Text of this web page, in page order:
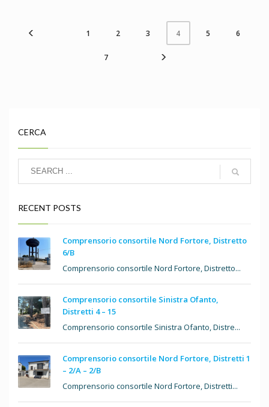
1 2 3 4 5 6
7
CERCA
RECENT POSTS
Comprensorio consortile Nord Fortore, Distretto
6/B
Comprensorio consortile Nord Fortore, Distretto...
Comprensorio consortile Sinistra Ofanto,
Distretti 4 – 15
Comprensorio consortile Sinistra Ofanto, Distre...
Comprensorio consortile Nord Fortore, Distretti 1
– 2/A – 2/B
Comprensorio consortile Nord Fortore, Distretti...